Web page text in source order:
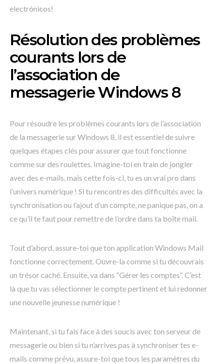
electrónicos!
Résolution des problèmes
courants lors de
l’association de
messagerie Windows 8
Pour résoudre les problèmes courants lors de l’association
de la messagerie sur Windows 8, il est essentiel de suivre
quelques étapes clés pour assurer que tout fonctionne
comme sur des roulettes. Imagine-toi en train de jongler
avec des e-mails, mais cette fois-ci, tu es un vrai pro dans
l’univers numérique ! Si tu rencontres des difficultés avec la
synchronisation ou l’ajout d’un compte, ne panique pas, on a
ce qu’il te faut pour remettre de l’ordre dans ta boîte mail.
Tout d’abord, assure-toi que ton application Windows Mail
fonctionne correctement. Ouvre-la comme si tu découvrais
un trésor caché. Ensuite, va dans “Gérer les comptes”. C’est
là que tu vas sélectionner le compte pertinent et lui redonner
une nouvelle jeunesse numérique !
Maintenant, si tu fais face à des soucis avec ton serveur de
messagerie ou bien si tu n’arrives pas à synchroniser tes e-
mails comme prévu, assure-toi que tous les paramètres du